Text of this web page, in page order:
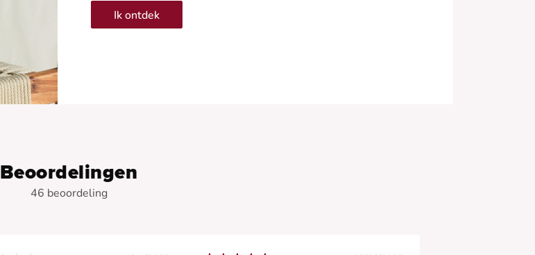
Ik ontdek
Beoordelingen
46 beoordeling